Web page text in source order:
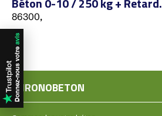
86300,
CHRONOBETON